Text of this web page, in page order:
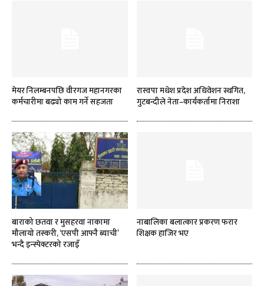
मेयर निलम्बनपछि वीरगज महानगरका
कर्मचारीमा बढ्यो काम गर्ने सहजता
रास्वपा मधेश प्रदेश अधिवेशन स्थगित,
गुटबन्दीले नेता–कार्यकर्तामा निराशा
बाराको छतवा र मुसहरवा नाकामा
मौलायो तस्करी, ‘एसपी आफ्नै ब्याची’
भन्दै इन्स्पेक्टरको रजाइँ
नाबालिका बलात्कार प्रकरण फरार
शिक्षक हाजिर भए